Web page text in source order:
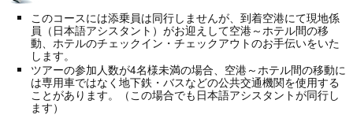
このコースには添乗員は同行しませんが、到着空港にて現地係
員（日本語アシスタント）がお迎えして空港～ホテル間の移
動、ホテルのチェックイン・チェックアウトのお手伝いをいた
します。
ツアーの参加人数が4名様未満の場合、空港～ホテル間の移動に
は専用車ではなく地下鉄・バスなどの公共交通機関を使用する
ことがあります。（この場合でも日本語アシスタントが同行し
ます）